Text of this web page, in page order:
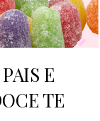
E
TE